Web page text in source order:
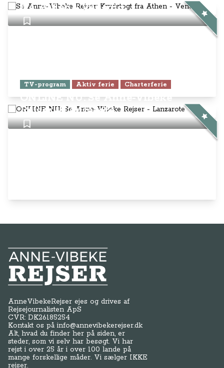
fra Athen - Venedig
TV-program Aktiv ferie Charterferie
ONLINE NU: Se Anne-Vibeke
Rejser - Lanzarote
Anne-Vibeke Rejser
AnneVibekeRejser ejes og drives af
Rejsejournalisten ApS
CVR: DK26185254
Kontakt os påinfo@annevibekerejser.dk
Alt, hvad du finder her på siden, er
steder, som vi selv har besøgt. Vi har
rejst i over 25 år i over 100 lande på
mange forskellige måder. Vi sælger IKKE
rejser.